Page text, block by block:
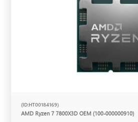
(ID:HT00184169)
AMD Ryzen 7 7800X3D OEM (100-000000910)